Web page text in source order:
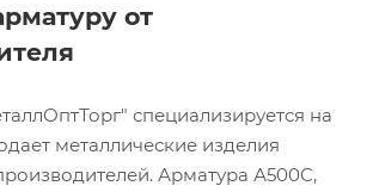
от
специализируется на
металлические изделия
Арматура А500С,